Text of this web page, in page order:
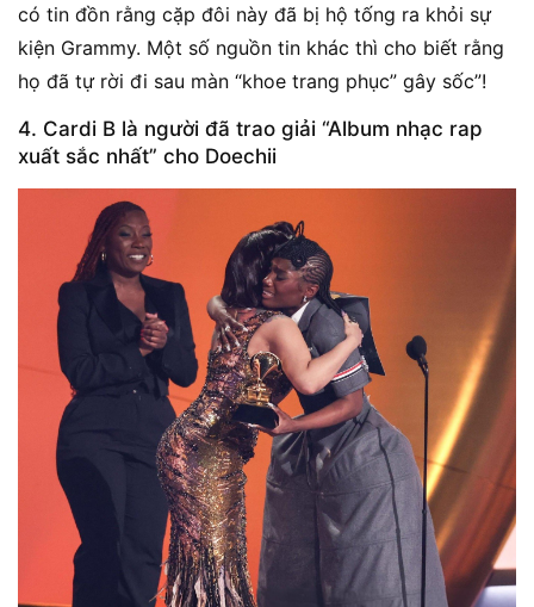
có tin đồn rằng cặp đôi này đã bị hộ tống ra khỏi sự
kiện Grammy. Một số nguồn tin khác thì cho biết rằng
họ đã tự rời đi sau màn “khoe trang phục” gây sốc”!
4. Cardi B là người đã trao giải “Album nhạc rap
xuất sắc nhất” cho Doechii